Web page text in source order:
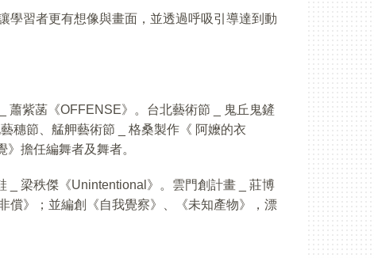
學習者更有想像與畫面，並透過呼吸引導達到動
蕭紫菡《OFFENSE》。台北藝術節 _ 鬼丘鬼鏟
穗節、艋舺藝術節 _ 格桑製作《 阿嬤的衣
》擔任編舞者及舞者。
_ 梁秩傑《Unintentional》。雲門創計畫 _ 莊博
償》；並編創《自我覺察》、《未知產物》，漂